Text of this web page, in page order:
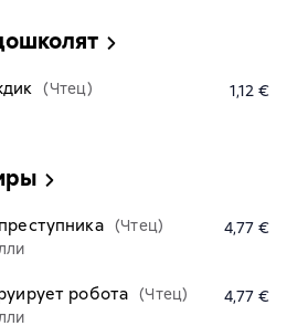
(Чтец)
1,12 €
(Чтец)
4,77 €
робота (Чтец)
4,77 €